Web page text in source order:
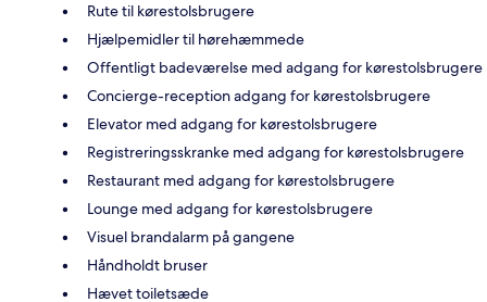
Rute til kørestolsbrugere
Hjælpemidler til hørehæmmede
Offentligt badeværelse med adgang for kørestolsbrugere
Concierge-reception adgang for kørestolsbrugere
Elevator med adgang for kørestolsbrugere
Registreringsskranke med adgang for kørestolsbrugere
Restaurant med adgang for kørestolsbrugere
Lounge med adgang for kørestolsbrugere
Visuel brandalarm på gangene
Håndholdt bruser
Hævet toiletsæde